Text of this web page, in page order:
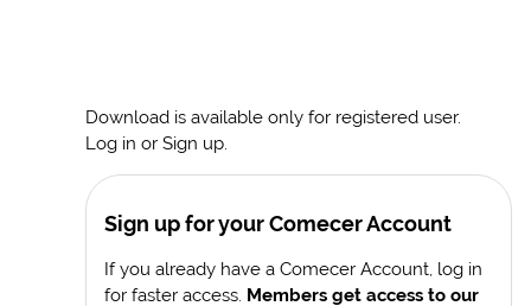
Download is available only for registered user.
Log in or Sign up.
Sign up for your Comecer Account
If you already have a Comecer Account, log in
for faster access. Members get access to our